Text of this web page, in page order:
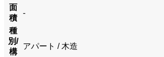
面
積
-
種
別/
構
アパート / 木造